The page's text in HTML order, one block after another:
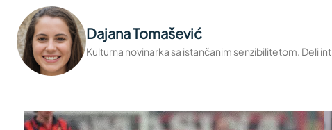
Dajana Tomašević
Kulturna novinarka sa istančanim senzibilitetom. Deli